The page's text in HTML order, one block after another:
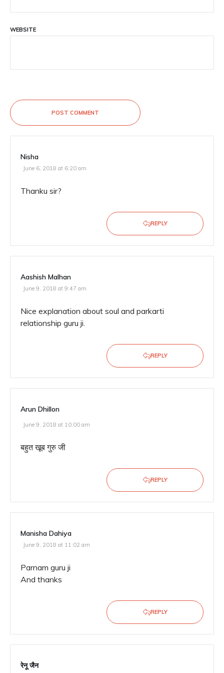
WEBSITE
POST COMMENT
Nisha
June 6, 2018 at 6:20 am
Thanku sir?
REPLY
Aashish Malhan
June 9, 2018 at 9:47 am
Nice explanation about soul and parkarti
relationship guru ji.
REPLY
Arun Dhillon
June 9, 2018 at 10:00 am
बहुत खूब गुरु जी
REPLY
Manisha Dahiya
June 9, 2018 at 11:02 am
Parnam guru ji
And thanks
REPLY
रेनू जैन